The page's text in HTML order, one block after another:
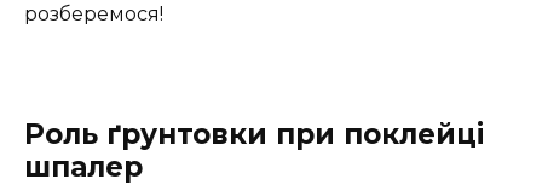
розберемося!
Роль ґрунтовки при поклейці
шпалер